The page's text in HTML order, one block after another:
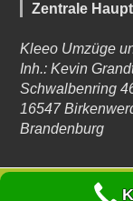
Zentrale
Kleeo Umzüge
Inh.: Kevin
Schwalbenring
16547
Brandenburg
© Kleeo Umzüge